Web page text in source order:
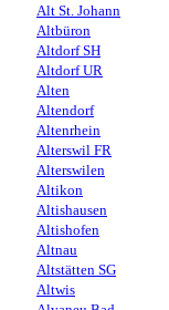
Alt St. Johann
Altbüron
Altdorf SH
Altdorf UR
Alten
Altendorf
Altenrhein
Alterswil FR
Alterswilen
Altikon
Altishausen
Altishofen
Altnau
Altstätten SG
Altwis